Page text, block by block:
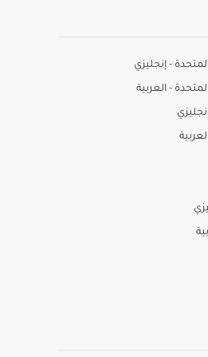
- إنجليزي
- العربية